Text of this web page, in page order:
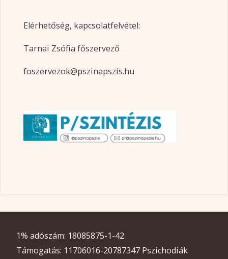
Elérhetőség, kapcsolatfelvétel:
Tarnai Zsófia főszervező
foszervezok@pszinapszis.hu
1% adószám: 18085875-1-42
Támogatás: 11706016-20787347 Pszichodiák